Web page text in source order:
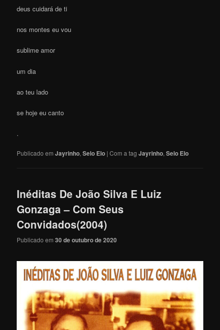
deus cuidará de ti
nos montes eu vou
sublime amor
um dia
ao teu lado
se hoje eu canto
.
Publicado em Jayrinho,Selo Elo |Com a tagJayrinho,Selo Elo
Inéditas De João Silva E Luiz
Gonzaga – Com Seus
Convidados(2004)
Publicado em30 de outubro de 2020